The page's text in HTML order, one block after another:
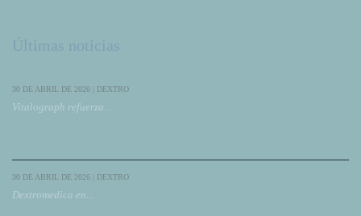
30 DE ABRIL DE 2026 | DEXTRO
Vitalograph refuerza...
30 DE ABRIL DE 2026 | DEXTRO
Dextromedica en...